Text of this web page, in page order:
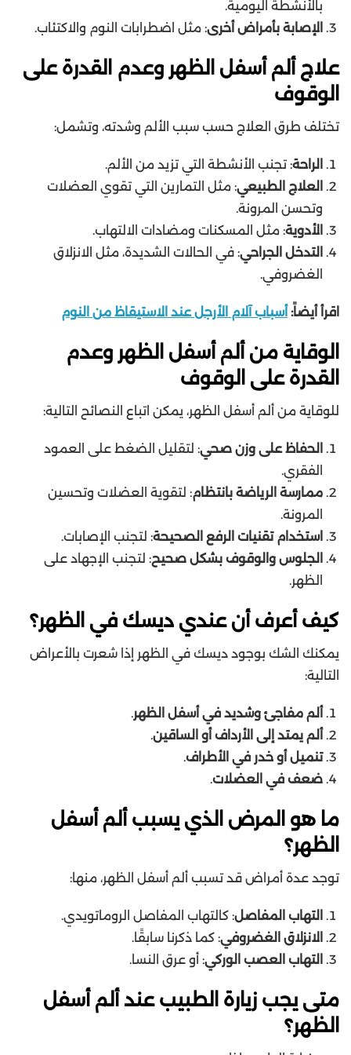
بالأنشطة اليومية.
الإصابة بأمراض أخرى: مثل اضطرابات النوم والاكتئاب.
علاج ألم أسفل الظهر وعدم القدرة على
الوقوف
تختلف طرق العلاج حسب سبب الألم وشدته، وتشمل:
الراحة: تجنب الأنشطة التي تزيد من الألم.
العلاج الطبيعي: مثل التمارين التي تقوي العضلات
وتحسن المرونة.
الأدوية: مثل المسكنات ومضادات الالتهاب.
التدخل الجراحي: في الحالات الشديدة، مثل الانزلاق
الغضروفي.
اقرأ أيضاً:أسباب آلام الأرجل عند الاستيقاظ من النوم
الوقاية من ألم أسفل الظهر وعدم
القدرة على الوقوف
للوقاية من ألم أسفل الظهر، يمكن اتباع النصائح التالية:
الحفاظ على وزن صحي: لتقليل الضغط على العمود
الفقري.
ممارسة الرياضة بانتظام: لتقوية العضلات وتحسين
المرونة.
استخدام تقنيات الرفع الصحيحة: لتجنب الإصابات.
الجلوس والوقوف بشكل صحيح: لتجنب الإجهاد على
الظهر.
كيف أعرف أن عندي ديسك في الظهر؟
يمكنك الشك بوجود ديسك في الظهر إذا شعرت بالأعراض
التالية:
ألم مفاجئ وشديد في أسفل الظهر.
ألم يمتد إلى الأرداف أو الساقين.
تنميل أو خدر في الأطراف.
ضعف في العضلات.
ما هو المرض الذي يسبب ألم أسفل
الظهر؟
توجد عدة أمراض قد تسبب ألم أسفل الظهر، منها:
التهاب المفاصل: كالتهاب المفاصل الروماتويدي.
الانزلاق الغضروفي: كما ذكرنا سابقًا.
التهاب العصب الوركي: أو عرق النسا.
متى يجب زيارة الطبيب عند ألم أسفل
الظهر؟